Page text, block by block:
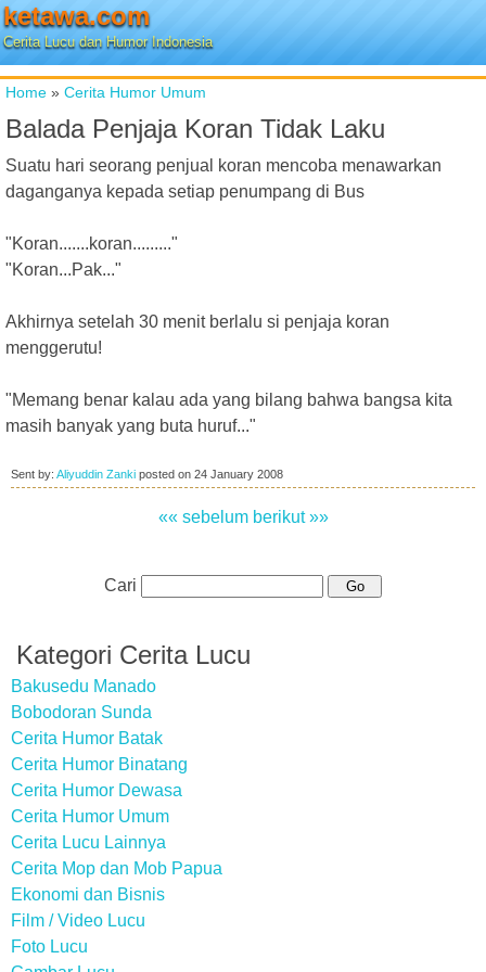
ketawa.com
Cerita Lucu dan Humor Indonesia
Home » Cerita Humor Umum
Balada Penjaja Koran Tidak Laku
Suatu hari seorang penjual koran mencoba menawarkan
daganganya kepada setiap penumpang di Bus
"Koran.......koran........."
"Koran...Pak..."
Akhirnya setelah 30 menit berlalu si penjaja koran
menggerutu!
"Memang benar kalau ada yang bilang bahwa bangsa kita
masih banyak yang buta huruf..."
Sent by: Aliyuddin Zanki posted on 24 January 2008
«« sebelum berikut »»
Cari
Kategori Cerita Lucu
Bakusedu Manado
Bobodoran Sunda
Cerita Humor Batak
Cerita Humor Binatang
Cerita Humor Dewasa
Cerita Humor Umum
Cerita Lucu Lainnya
Cerita Mop dan Mob Papua
Ekonomi dan Bisnis
Film / Video Lucu
Foto Lucu